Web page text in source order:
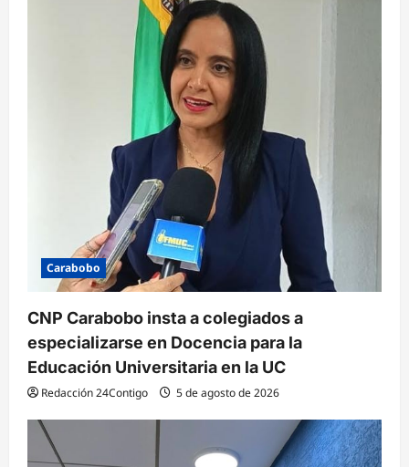
Carabobo
CNP Carabobo insta a colegiados a
especializarse en Docencia para la
Educación Universitaria en la UC
Redacción 24Contigo 5 de agosto de 2026